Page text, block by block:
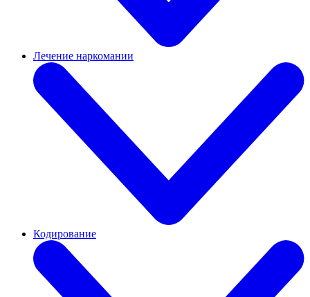
Лечение наркомании
Кодирование